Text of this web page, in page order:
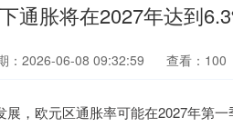
通胀将在2027年达到
：2026-06-08 09:32:59 查看：100
欧元区通胀率可能在2027年第一